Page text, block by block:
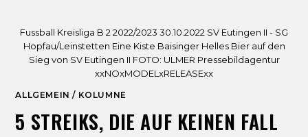
Fussball Kreisliga B 2 2022/2023 30.10.2022 SV Eutingen II - SG
Hopfau/Leinstetten Eine Kiste Baisinger Helles Bier auf den
Sieg von SV Eutingen II FOTO: ULMER Pressebildagentur
xxNOxMODELxRELEASExx
ALLGEMEIN / KOLUMNE
5 STREIKS, DIE AUF KEINEN FALL